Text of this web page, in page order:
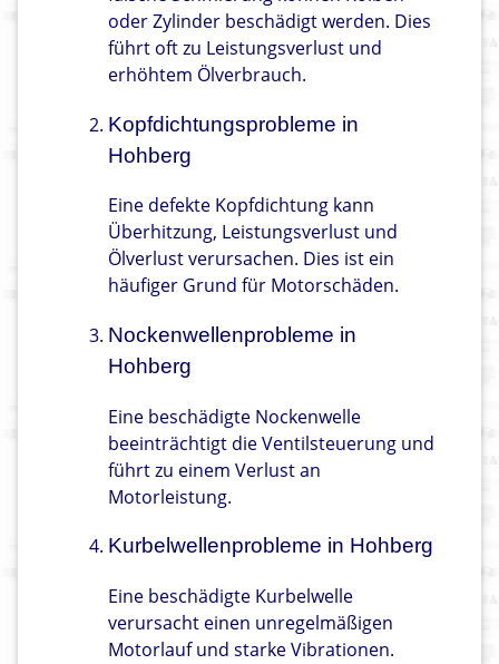
oder Zylinder beschädigt werden. Dies
führt oft zu Leistungsverlust und
erhöhtem Ölverbrauch.
Kopfdichtungsprobleme in
Hohberg
Eine defekte Kopfdichtung kann
Überhitzung, Leistungsverlust und
Ölverlust verursachen. Dies ist ein
häufiger Grund für Motorschäden.
Nockenwellenprobleme in
Hohberg
Eine beschädigte Nockenwelle
beeinträchtigt die Ventilsteuerung und
führt zu einem Verlust an
Motorleistung.
Kurbelwellenprobleme in Hohberg
Eine beschädigte Kurbelwelle
verursacht einen unregelmäßigen
Motorlauf und starke Vibrationen.